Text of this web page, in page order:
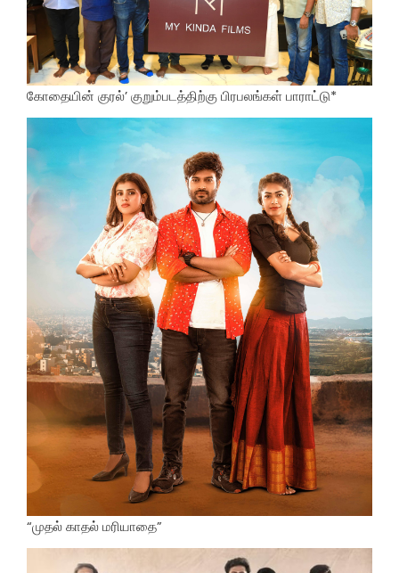
கோதையின் குரல்’ குறும்படத்திற்கு பிரபலங்கள் பாராட்டு*
“முதல் காதல் மரியாதை”